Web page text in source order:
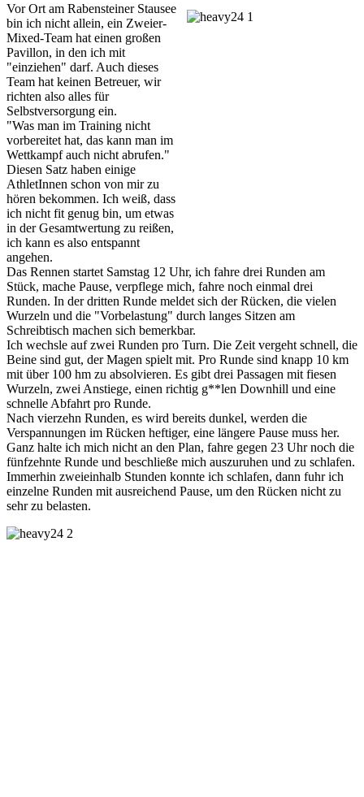
Vor Ort am Rabensteiner Stausee
bin ich nicht allein, ein Zweier-
Mixed-Team hat einen großen
Pavillon, in den ich mit
"einziehen" darf. Auch dieses
Team hat keinen Betreuer, wir
richten also alles für
Selbstversorgung ein.
"Was man im Training nicht
vorbereitet hat, das kann man im
Wettkampf auch nicht abrufen."
Diesen Satz haben einige
AthletInnen schon von mir zu
hören bekommen. Ich weiß, dass
ich nicht fit genug bin, um etwas
in der Gesamtwertung zu reißen,
ich kann es also entspannt
angehen.
Das Rennen startet Samstag 12 Uhr, ich fahre drei Runden am
Stück, mache Pause, verpflege mich, fahre noch einmal drei
Runden. In der dritten Runde meldet sich der Rücken, die vielen
Wurzeln und die "Vorbelastung" durch langes Sitzen am
Schreibtisch machen sich bemerkbar.
Ich wechsle auf zwei Runden pro Turn. Die Zeit vergeht schnell, die
Beine sind gut, der Magen spielt mit. Pro Runde sind knapp 10 km
mit über 100 hm zu absolvieren. Es gibt drei Passagen mit fiesen
Wurzeln, zwei Anstiege, einen richtig g**len Downhill und eine
schnelle Abfahrt pro Runde.
Nach vierzehn Runden, es wird bereits dunkel, werden die
Verspannungen im Rücken heftiger, eine längere Pause muss her.
Ganz halte ich mich nicht an den Plan, fahre gegen 23 Uhr noch die
fünfzehnte Runde und beschließe mich auszuruhen und zu schlafen.
Immerhin zweieinhalb Stunden konnte ich schlafen, dann fuhr ich
einzelne Runden mit ausreichend Pause, um den Rücken nicht zu
sehr zu belasten.